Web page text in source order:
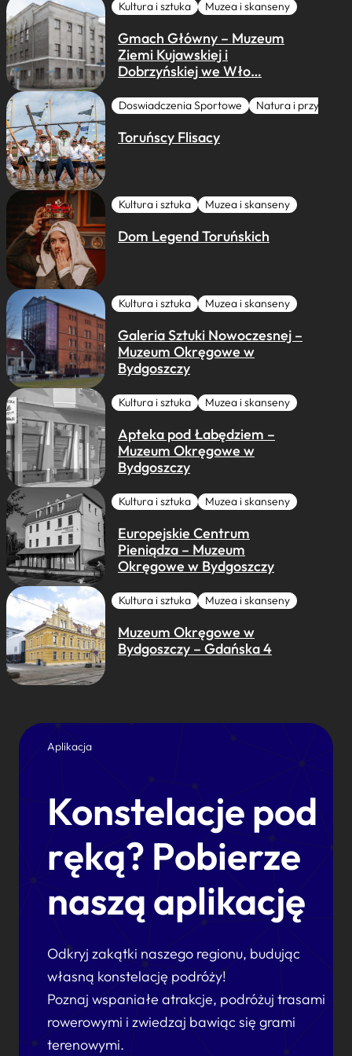
Kultura i sztuka Muzea i skanseny
Gmach Główny – Muzeum
Ziemi Kujawskiej i
Dobrzyńskiej we Wło…
Doswiadczenia Sportowe Natura i przygoda
Toruńscy Flisacy
Kultura i sztuka Muzea i skanseny
Dom Legend Toruńskich
Kultura i sztuka Muzea i skanseny
Galeria Sztuki Nowoczesnej –
Muzeum Okręgowe w
Bydgoszczy
Kultura i sztuka Muzea i skanseny
Apteka pod Łabędziem –
Muzeum Okręgowe w
Bydgoszczy
Kultura i sztuka Muzea i skanseny
Europejskie Centrum
Pieniądza – Muzeum
Okręgowe w Bydgoszczy
Kultura i sztuka Muzea i skanseny
Muzeum Okręgowe w
Bydgoszczy – Gdańska 4
Aplikacja
Konstelacje pod
ręką? Pobierze
naszą aplikację
Odkryj zakątki naszego regionu, budując
własną konstelację podróży!
Poznaj wspaniałe atrakcje, podróżuj trasami
rowerowymi i zwiedzaj bawiąc się grami
terenowymi.